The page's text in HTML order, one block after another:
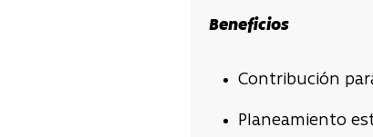
Beneficios
Contribución
Planeamiento